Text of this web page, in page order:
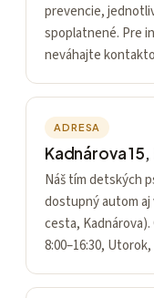
prevencie,
spoplatnené. Pre
neváhajte
ADRESA
Kadnárova
Náš tím detských
dostupný autom aj
cesta,
8:00–16:30,